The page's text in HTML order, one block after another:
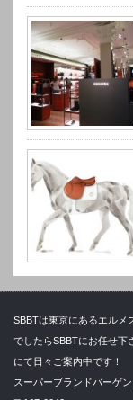
SBBTは東京にあるエルメ
でしたらSBBTにお任せ下
にて日々ご案内中です！
スーパーブランドバーゲ